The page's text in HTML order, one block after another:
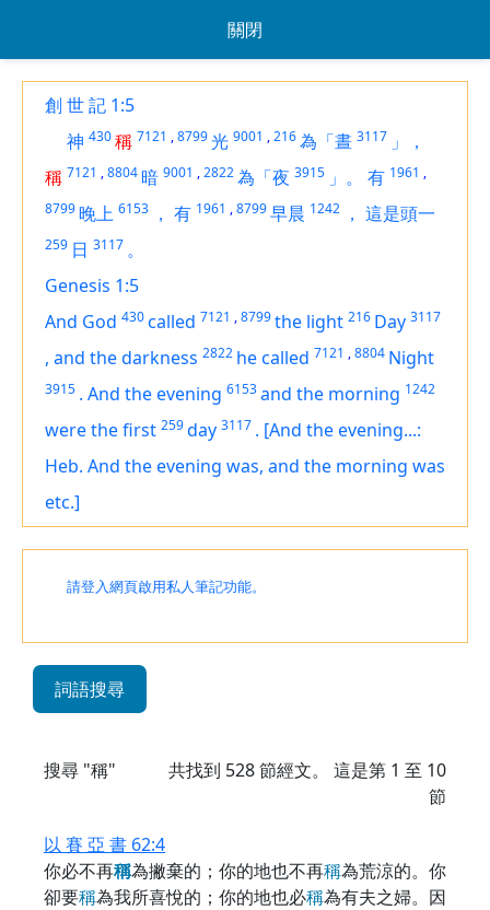
關閉
創 世 記 1:5
神 430稱 7121 ,8799光 9001 ,216為「晝 3117 」，
稱 7121 ,8804暗 9001 ,2822為「夜 3915 」。 有 1961 ,
8799晚上 6153 ， 有 1961 ,8799早晨 1242 ， 這是頭一
259 日 3117 。
Genesis 1:5
And God 430called 7121 ,8799the light 216 Day 3117
, and the darkness 2822 he called 7121 ,8804 Night
3915 . And the evening 6153and the morning 1242
were the first 259day 3117 . [And the evening...:
Heb. And the evening was, and the morning was
etc.]
請登入網頁啟用私人筆記功能。
詞語搜尋
搜尋 "稱" 共找到 528節經文。 這是第 1 至 10
節
以 賽 亞 書 62:4
你必不再稱為撇棄的；你的地也不再稱為荒涼的。你
卻要稱為我所喜悅的；你的地也必稱為有夫之婦。因